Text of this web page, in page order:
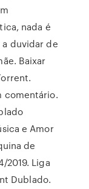
nada é
duvidar de
Baixar
comentário.
e Amor
de
2019. Liga
Dublado.